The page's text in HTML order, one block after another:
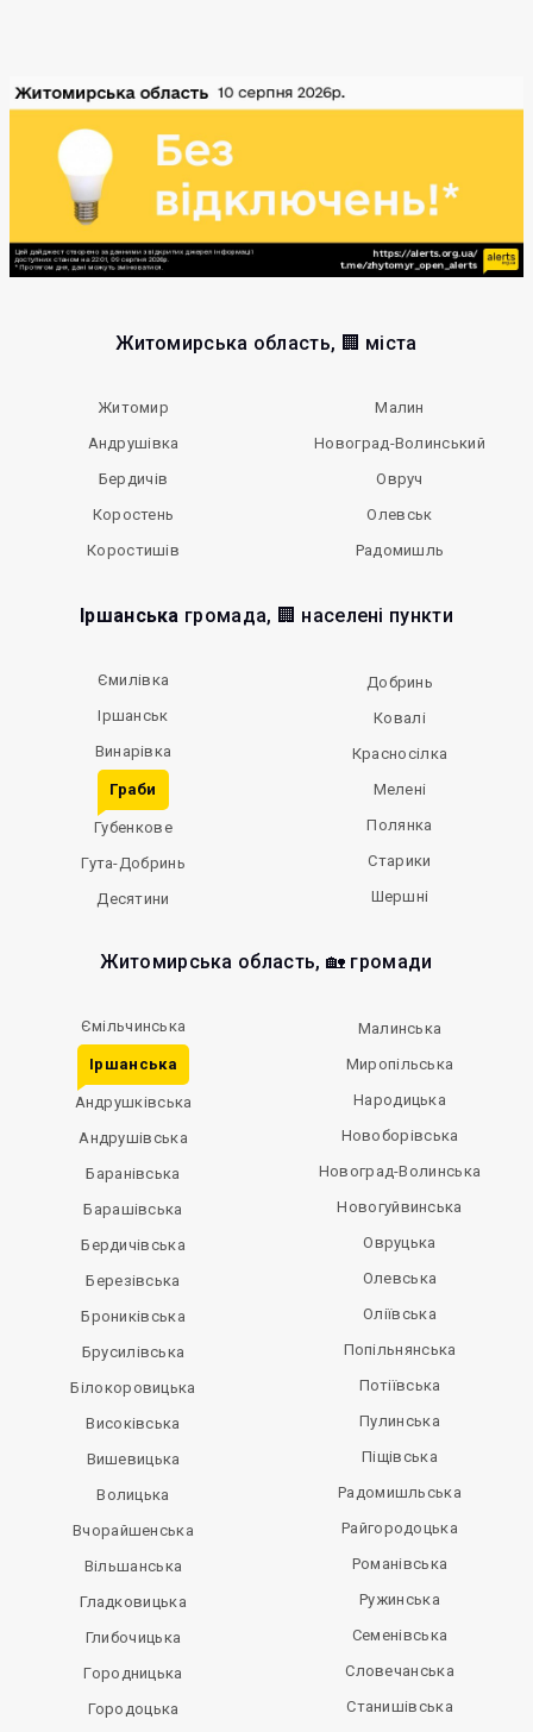
Житомирська область, 🏢 міста
Житомир
Андрушівка
Бердичів
Коростень
Коростишів
Малин
Новоград-Волинський
Овруч
Олевськ
Радомишль
Іршанська громада, 🏢 населені пункти
Ємилівка
Іршанськ
Винарівка
Граби
Губенкове
Гута-Добринь
Десятини
Добринь
Ковалі
Красносілка
Мелені
Полянка
Старики
Шершні
Житомирська область, 🏡 громади
Ємільчинська
Іршанська
Андрушківська
Андрушівська
Баранівська
Барашівська
Бердичівська
Березівська
Брониківська
Брусилівська
Білокоровицька
Високівська
Вишевицька
Волицька
Вчорайшенська
Вільшанська
Гладковицька
Глибочицька
Городницька
Городоцька
Малинська
Миропільська
Народицька
Новоборівська
Новоград-Волинська
Новогуйвинська
Овруцька
Олевська
Оліївська
Попільнянська
Потіївська
Пулинська
Піщівська
Радомишльська
Райгородоцька
Романівська
Ружинська
Семенівська
Словечанська
Станишівська